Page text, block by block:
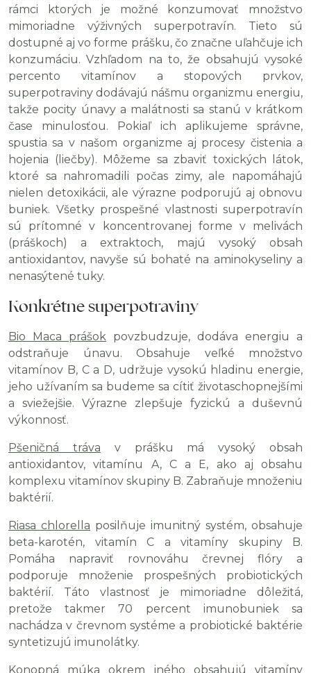
rámci ktorých je možné konzumovať množstvo
mimoriadne výživných superpotravín. Tieto sú
dostupné aj vo forme prášku, čo značne uľahčuje ich
konzumáciu. Vzhľadom na to, že obsahujú vysoké
percento vitamínov a stopových prvkov,
superpotraviny dodávajú nášmu organizmu energiu,
takže pocity únavy a malátnosti sa stanú v krátkom
čase minulosťou. Pokiaľ ich aplikujeme správne,
spustia sa v našom organizme aj procesy čistenia a
hojenia (liečby). Môžeme sa zbaviť toxických látok,
ktoré sa nahromadili počas zimy, ale napomáhajú
nielen detoxikácii, ale výrazne podporujú aj obnovu
buniek. Všetky prospešné vlastnosti superpotravín
sú prítomné v koncentrovanej forme v melivách
(práškoch) a extraktoch, majú vysoký obsah
antioxidantov, navyše sú bohaté na aminokyseliny a
nenasýtené tuky.
Konkrétne superpotraviny
Bio Maca prášok povzbudzuje, dodáva energiu a
odstraňuje únavu. Obsahuje veľké množstvo
vitamínov B, C a D, udržuje vysokú hladinu energie,
jeho užívaním sa budeme sa cítiť životaschopnejšími
a sviežejšie. Výrazne zlepšuje fyzickú a duševnú
výkonnosť.
Pšeničná tráva v prášku má vysoký obsah
antioxidantov, vitamínu A, C a E, ako aj obsahu
komplexu vitamínov skupiny B. Zabraňuje množeniu
baktérií.
Riasa chlorella posilňuje imunitný systém, obsahuje
beta-karotén, vitamín C a vitamíny skupiny B.
Pomáha napraviť rovnováhu črevnej flóry a
podporuje množenie prospešných probiotických
baktérií. Táto vlastnosť je mimoriadne dôležitá,
pretože takmer 70 percent imunobuniek sa
nachádza v črevnom systéme a probiotické baktérie
syntetizujú imunolátky.
Konopná múka okrem iného obsahujú vitamíny